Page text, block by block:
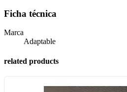
Ficha técnica
Marca
Adaptable
related products